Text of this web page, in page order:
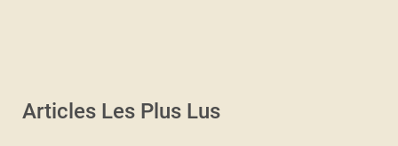
Articles Les Plus Lus